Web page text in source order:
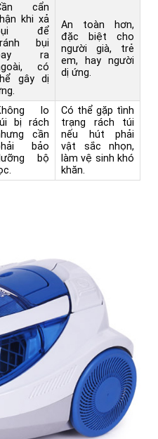
cẩn
khi xả
để
bụi
ra
có
gây dị
An toàn hơn,
đặc biệt cho
người già, trẻ
em, hay người
dị ứng.
lo
bị rách
cần
bảo
bộ
Có thể gặp tình
trạng rách túi
nếu hút phải
vật sắc nhọn,
làm vệ sinh khó
khăn.